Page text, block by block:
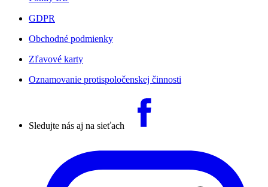
GDPR
Obchodné podmienky
Zľavové karty
Oznamovanie protispoločenskej činnosti
Sledujte nás aj na sieťach